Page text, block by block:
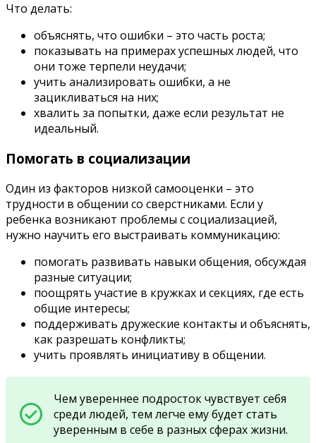
Что делать:
объяснять, что ошибки – это часть роста;
показывать на примерах успешных людей, что
они тоже терпели неудачи;
учить анализировать ошибки, а не
зацикливаться на них;
хвалить за попытки, даже если результат не
идеальный.
Помогать в социализации
Один из факторов низкой самооценки – это
трудности в общении со сверстниками. Если у
ребенка возникают проблемы с социализацией,
нужно научить его выстраивать коммуникацию:
помогать развивать навыки общения, обсуждая
разные ситуации;
поощрять участие в кружках и секциях, где есть
общие интересы;
поддерживать дружеские контакты и объяснять,
как разрешать конфликты;
учить проявлять инициативу в общении.
Чем увереннее подросток чувствует себя
среди людей, тем легче ему будет стать
уверенным в себе в разных сферах жизни.